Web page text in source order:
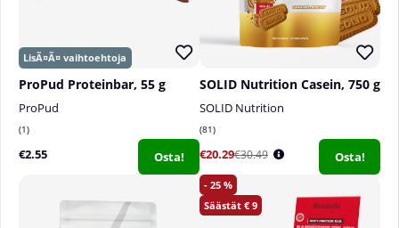
ProPud Proteinbar, 55 g
ProPud
1
€2.55 Osta!
SOLID Nutrition Casein, 750 g
SOLID Nutrition
81
€20.29€30.49 Osta!
25
9